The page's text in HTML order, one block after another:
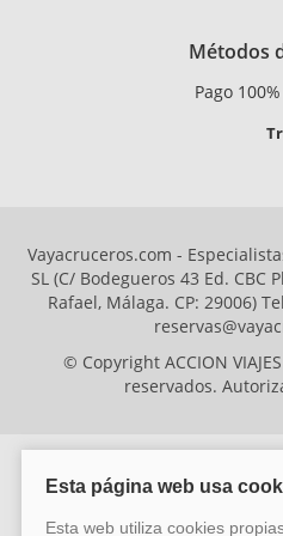
Métodos
Pago
Vayacruceros.com -
SL (C/ Bodegueros 43 Ed. CBC
Rafael, Málaga. CP: 29006)
© Copyright ACCION
reservados.